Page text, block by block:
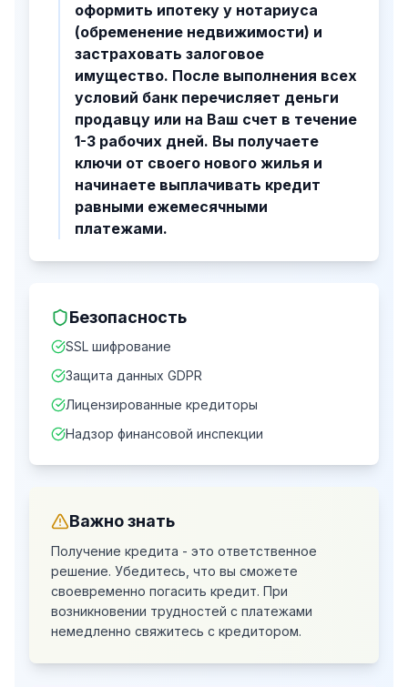
оформить ипотеку у нотариуса
(обременение недвижимости) и
застраховать залоговое
имущество. После выполнения всех
условий банк перечисляет деньги
продавцу или на Ваш счет в течение
1-3 рабочих дней. Вы получаете
ключи от своего нового жилья и
начинаете выплачивать кредит
равными ежемесячными
платежами.
Безопасность
SSL шифрование
Защита данных GDPR
Лицензированные кредиторы
Надзор финансовой инспекции
Важно знать
Получение кредита - это ответственное
решение. Убедитесь, что вы сможете
своевременно погасить кредит. При
возникновении трудностей с платежами
немедленно свяжитесь с кредитором.